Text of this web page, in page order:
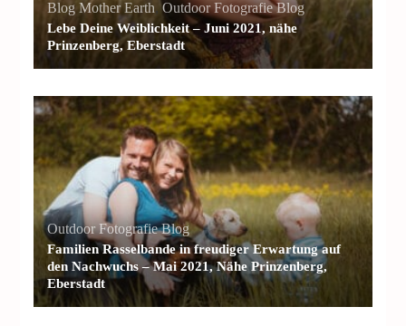
Blog Mother Earth,Outdoor Fotografie Blog
Lebe Deine Weiblichkeit – Juni 2021, nähe
Prinzenberg, Eberstadt
Outdoor Fotografie Blog
Familien Rasselbande in freudiger Erwartung auf
den Nachwuchs – Mai 2021, Nähe Prinzenberg,
Eberstadt